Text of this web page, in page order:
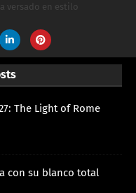
versado en estilo
The Light of Rome
con su blanco total